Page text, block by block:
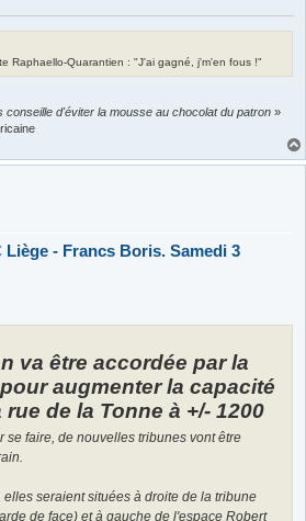
Raphaello-Quarantien : "J'ai gagné, j'm'en fous !"
d'éviter la mousse au chocolat du patron »
- Francs Boris. Samedi 3
va être accordée par la
augmenter la capacité
de la Tonne à +/- 1200
se faire, de nouvelles tribunes vont être
seraient situées à droite de la tribune
de face) et à gauche de l'espace Robert